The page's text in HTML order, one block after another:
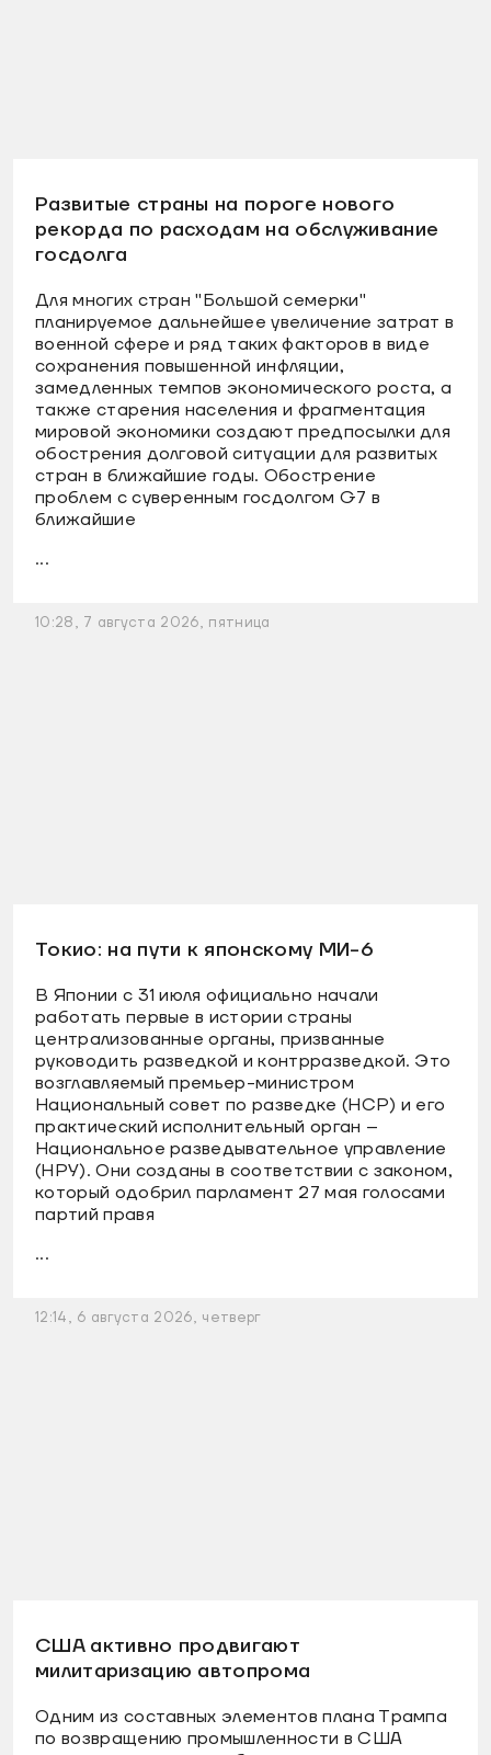
Развитые страны на пороге нового
рекорда по расходам на обслуживание
госдолга
Для многих стран "Большой семерки"
планируемое дальнейшее увеличение затрат в
военной сфере и ряд таких факторов в виде
сохранения повышенной инфляции,
замедленных темпов экономического роста, а
также старения населения и фрагментация
мировой экономики создают предпосылки для
обострения долговой ситуации для развитых
стран в ближайшие годы. Обострение
проблем с суверенным госдолгом G7 в
ближайшие
...
10:28, 7 августа 2026, пятница
Токио: на пути к японскому МИ-6
В Японии с 31 июля официально начали
работать первые в истории страны
централизованные органы, призванные
руководить разведкой и контрразведкой. Это
возглавляемый премьер-министром
Национальный совет по разведке (НСР) и его
практический исполнительный орган –
Национальное разведывательное управление
(НРУ). Они созданы в соответствии с законом,
который одобрил парламент 27 мая голосами
партий правя
...
12:14, 6 августа 2026, четверг
США активно продвигают
милитаризацию автопрома
Одним из составных элементов плана Трампа
по возвращению промышленности в США